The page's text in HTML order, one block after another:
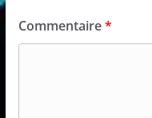
Commentaire*